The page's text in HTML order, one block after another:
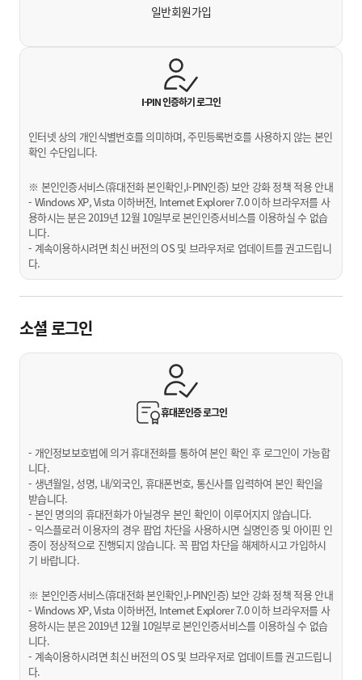
일반회원가입
I-PIN 인증하기로그인
인터넷 상의 개인식별번호를 의미하며, 주민등록번호를 사용하지 않는 본인
확인 수단입니다.
※ 본인인증서비스(휴대전화 본인확인,I-PIN인증) 보안 강화 정책 적용 안내
- Windows XP, Vista 이하버전, Internet Explorer 7.0 이하 브라우저를 사
용하시는 분은 2019년 12월 10일부로 본인인증서비스를 이용하실 수 없습
니다.
- 계속이용하시려면 최신 버전의 OS 및 브라우저로 업데이트를 권고드립니
다.
소셜 로그인
휴대폰인증로그인
- 개인정보보호법에 의거 휴대전화를 통하여 본인 확인 후 로그인이 가능합
니다.
- 생년월일, 성명, 내/외국인, 휴대폰번호, 통신사를 입력하여 본인 확인을
받습니다.
- 본인 명의의 휴대전화가 아닐경우 본인 확인이 이루어지지 않습니다.
- 익스플로러 이용자의 경우 팝업 차단을 사용하시면 실명인증 및 아이핀 인
증이 정상적으로 진행되지 않습니다. 꼭 팝업 차단을 해제하시고 가입하시
기 바랍니다.
※ 본인인증서비스(휴대전화 본인확인,I-PIN인증) 보안 강화 정책 적용 안내
- Windows XP, Vista 이하버전, Internet Explorer 7.0 이하 브라우저를 사
용하시는 분은 2019년 12월 10일부로 본인인증서비스를 이용하실 수 없습
니다.
- 계속이용하시려면 최신 버전의 OS 및 브라우저로 업데이트를 권고드립니
다.